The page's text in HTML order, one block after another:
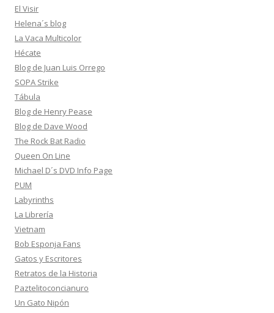
El Visir
Helena´s blog
La Vaca Multicolor
Hécate
Blog de Juan Luis Orrego
SOPA Strike
Tábula
Blog de Henry Pease
Blog de Dave Wood
The Rock Bat Radio
Queen On Line
Michael D´s DVD Info Page
PUM
Labyrinths
La Librería
Vietnam
Bob Esponja Fans
Gatos y Escritores
Retratos de la Historia
Paztelitoconcianuro
Un Gato Nipón